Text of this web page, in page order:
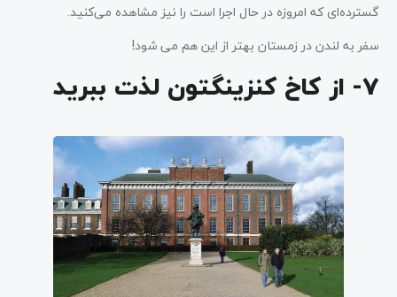
گسترده‌ای که امروزه در حال اجرا است را نیز مشاهده می‌کنید.
سفر به لندن در زمستان بهتر از این هم می شود!
7- از کاخ کنزینگتون لذت ببرید